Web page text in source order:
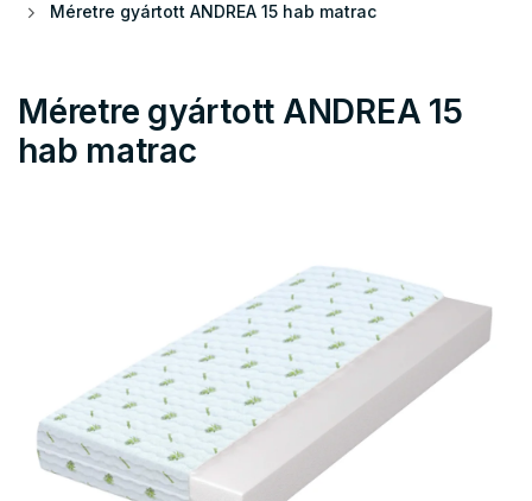
Méretre gyártott ANDREA 15 hab matrac
Méretre gyártott ANDREA 15
hab matrac